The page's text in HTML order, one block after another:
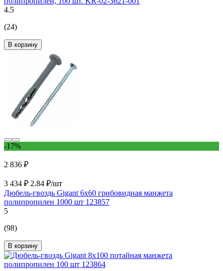
4.5
(24)
В корзину
-17%
2 836 ₽
3 434 ₽ 2.84 ₽/шт
Дюбель-гвоздь Gigant 6x60 грибовидная манжета
полипропилен 1000 шт 123857
5
(98)
В корзину